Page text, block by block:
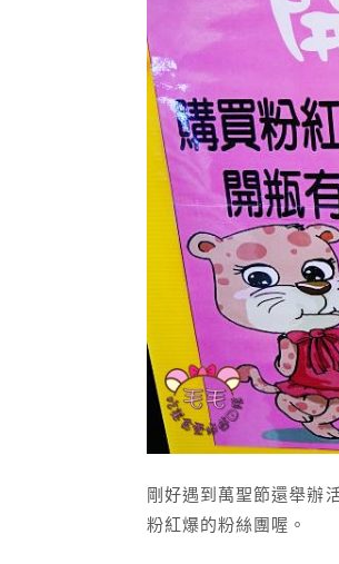
剛好遇到萬聖節還舉辦
粉紅爆的粉絲團喔。